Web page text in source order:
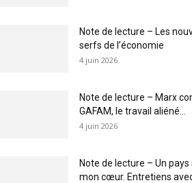
Note de lecture – Les
serfs de l’économie
4 juin 2026
Note de lecture – Marx
GAFAM, le travail aliéné...
4 juin 2026
Note de lecture – Un pays
mon cœur. Entretiens